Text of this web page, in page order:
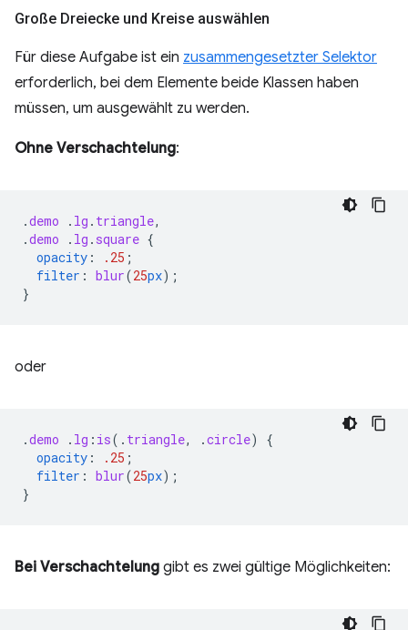
Große Dreiecke und Kreise auswählen
Für diese Aufgabe ist ein zusammengesetzter Selektor
erforderlich, bei dem Elemente beide Klassen haben
müssen, um ausgewählt zu werden.
Ohne Verschachtelung:
.demo . lg . triangle,
.demo . lg . square {
opacity : .25 ;
filter : blur(25px);
}
oder
.demo . lg : is( . triangle, .circle)
{
opacity : .25 ;
filter : blur(25px);
}
Bei Verschachtelung gibt es zwei gültige Möglichkeiten: